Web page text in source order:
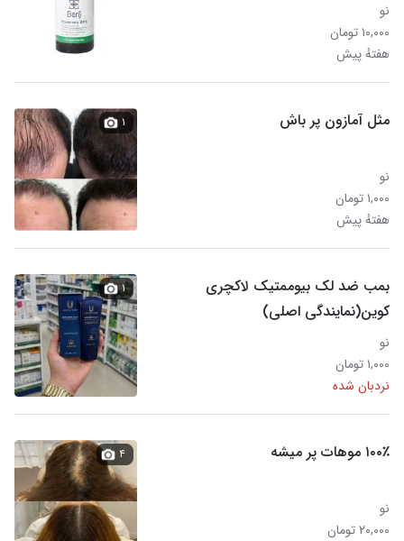
نو
۱۰,۰۰۰ تومان
هفتهٔ پیش
مثل آمازون پر باش
نو
۱,۰۰۰ تومان
هفتهٔ پیش
۱
بمب ضد لک بیوممتیک لاکچری
کوین(نمایندگی اصلی)
نو
۱,۰۰۰ تومان
نردبان شده
۱
۱۰۰٪ موهات پر میشه
نو
۲۰,۰۰۰ تومان
۴